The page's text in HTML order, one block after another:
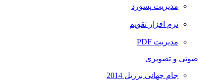
مدیریت پسورد
نرم افزار تقویم
مدیریت PDF
صوتی و تصویری
جام جهانی برزیل 2014